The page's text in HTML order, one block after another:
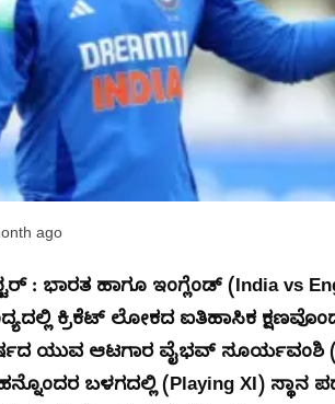
ago
: ಭಾರತ ಹಾಗೂ ಇಂಗ್ಲೆಂಡ್ (India vs
ಕ್ರಿಕೆಟ್ ಲೋಕದ ಐತಿಹಾಸಿಕ
ಯುವ ಆಟಗಾರ ವೈಭವ್ ಸೂರ್ಯವಂಶಿ
ಬಳಗದಲ್ಲಿ (Playing XI)